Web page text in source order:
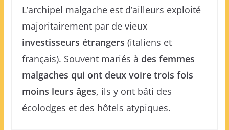
L’archipel malgache est d’ailleurs exploité
majoritairement par de vieux
investisseurs étrangers (italiens et
français). Souvent mariés à des femmes
malgaches qui ont deux voire trois fois
moins leurs âges, ils y ont bâti des
écolodges et des hôtels atypiques.